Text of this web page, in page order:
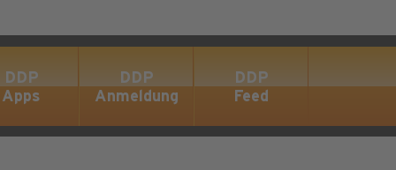
DDP
Apps
DDP
Anmeldung
DDP
Feed